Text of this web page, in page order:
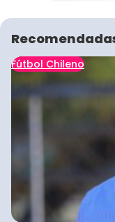
Fútbol Chileno